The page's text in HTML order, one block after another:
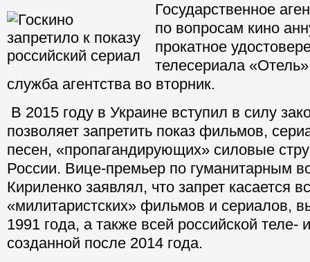
Государственное
по вопросам кино
прокатное
телесериала
служба агентства во вторник.
В 2015 году в Украине вступил в силу
позволяет запретить показ фильмов,
песен, «пропагандирующих» силовые
России. Вице-премьер по гуманитарным
Кириленко заявлял, что запрет касается
«милитаристских» фильмов и сериалов,
1991 года, а также всей российской теле-
созданной после 2014 года.